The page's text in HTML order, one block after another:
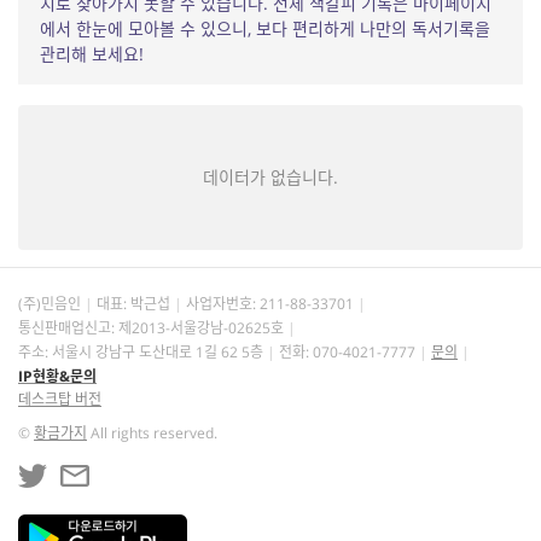
에서 한눈에 모아볼 수 있으니, 보다 편리하게 나만의 독서기록을
관리해 보세요!
데이터가 없습니다.
(주)민음인 대표: 박근섭 사업자번호: 211-88-33701
통신판매업신고: 제2013-서울강남-02625호
주소: 서울시 강남구 도산대로 1길 62 5층
전화: 070-4021-7777
문의
IP현황&문의
데스크탑 버전
©황금가지 All rights reserved.